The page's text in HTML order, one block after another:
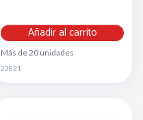
Añadir al carrito
Más de 20 unidades
23821